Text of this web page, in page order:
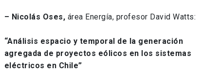
– Nicolás Oses, área Energía, profesor David Watts:
“Análisis espacio y temporal de la generación
agregada de proyectos eólicos en los sistemas
eléctricos en Chile”